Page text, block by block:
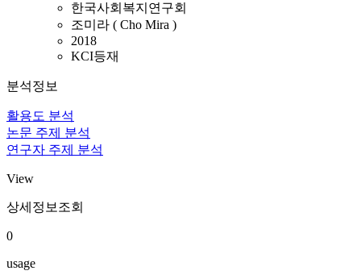
한국사회복지연구회
조미라 ( Cho Mira )
2018
KCI등재
분석정보
활용도 분석
논문 주제 분석
연구자 주제 분석
View
상세정보조회
0
usage